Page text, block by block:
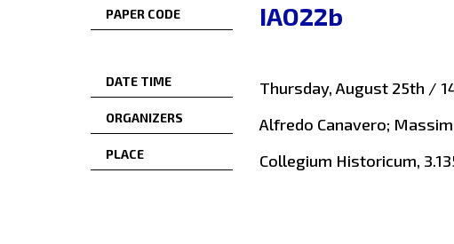
PAPER CODE IAO22b
DATE TIME Thursday, August 25th /
ORGANIZERS Alfredo Canavero;
PLACE Collegium Historicum,